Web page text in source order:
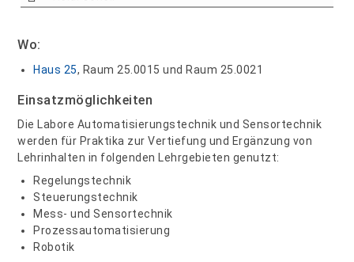
Wo:
Haus 25, Raum 25.0015 und Raum 25.0021
Einsatzmöglichkeiten
Die Labore Automatisierungstechnik und Sensortechnik
werden für Praktika zur Vertiefung und Ergänzung von
Lehrinhalten in folgenden Lehrgebieten genutzt:
Regelungstechnik
Steuerungstechnik
Mess- und Sensortechnik
Prozessautomatisierung
Robotik